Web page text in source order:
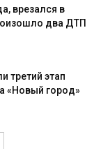
врезался в
два ДТП
третий этап
«Новый город»